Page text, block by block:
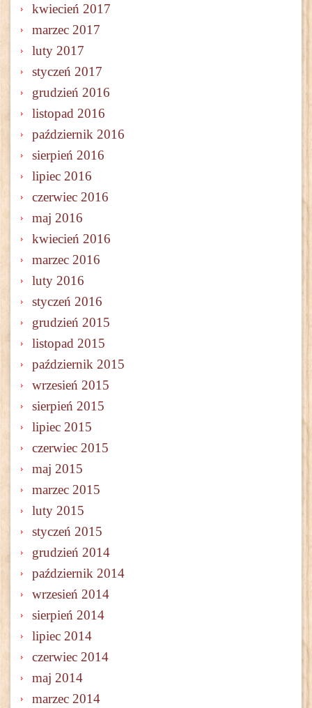
kwiecień 2017
marzec 2017
luty 2017
styczeń 2017
grudzień 2016
listopad 2016
październik 2016
sierpień 2016
lipiec 2016
czerwiec 2016
maj 2016
kwiecień 2016
marzec 2016
luty 2016
styczeń 2016
grudzień 2015
listopad 2015
październik 2015
wrzesień 2015
sierpień 2015
lipiec 2015
czerwiec 2015
maj 2015
marzec 2015
luty 2015
styczeń 2015
grudzień 2014
październik 2014
wrzesień 2014
sierpień 2014
lipiec 2014
czerwiec 2014
maj 2014
marzec 2014